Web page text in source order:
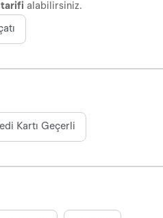
tarifi alabilirsiniz.
Kartı Geçerli